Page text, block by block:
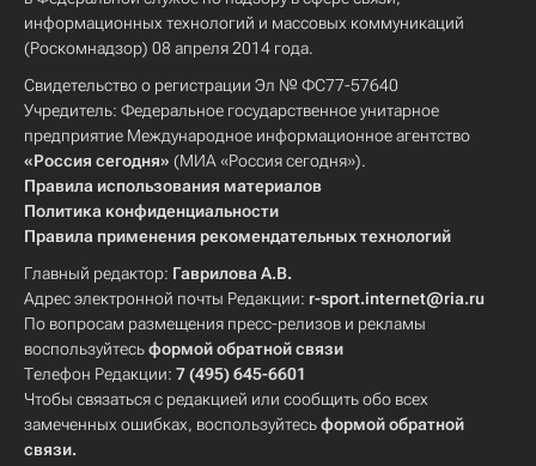
информационных технологий и массовых коммуникаций
(Роскомнадзор) 08 апреля 2014 года.
Свидетельство о регистрации Эл № ФС77-57640
Учредитель: Федеральное государственное унитарное
предприятие Международное информационное агентство
«Россия сегодня» (МИА «Россия сегодня»).
Правила использования материалов
Политика конфиденциальности
Правила применения рекомендательных технологий
Главный редактор: Гаврилова А.В.
Адрес электронной почты Редакции: r-sport.internet@ria.ru
По вопросам размещения пресс-релизов и рекламы
воспользуйтесьформой обратной связи
Телефон Редакции: 7 (495) 645-6601
Чтобы связаться с редакцией или сообщить обо всех
замеченных ошибках, воспользуйтесьформой обратной
связи.